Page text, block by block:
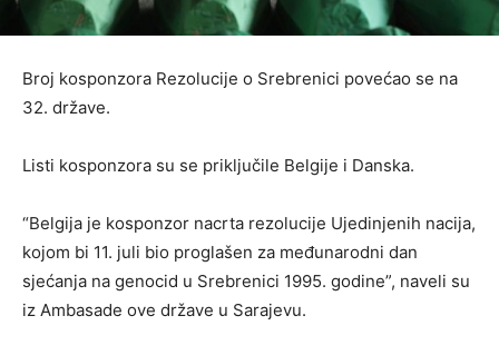
Broj kosponzora Rezolucije o Srebrenici povećao se na
32. države.
Listi kosponzora su se priključile Belgije i Danska.
“Belgija je kosponzor nacrta rezolucije Ujedinjenih nacija,
kojom bi 11. juli bio proglašen za međunarodni dan
sjećanja na genocid u Srebrenici 1995. godine”, naveli su
iz Ambasade ove države u Sarajevu.